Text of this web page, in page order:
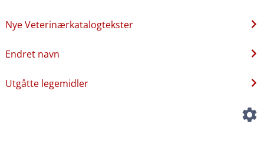
Nye Veterinærkatalogtekster
Endret navn
Utgåtte legemidler